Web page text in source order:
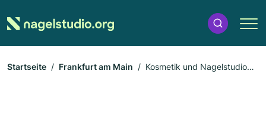
Startseite Frankfurt am Main
Kosmetik und Nagelstudio